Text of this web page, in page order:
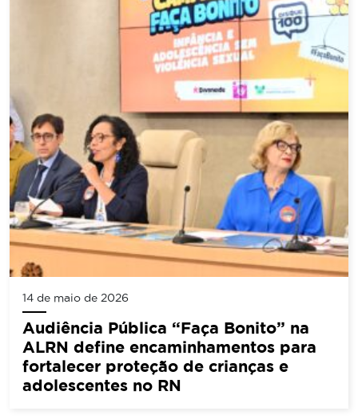
14 de maio de 2026
Audiência Pública “Faça Bonito” na
ALRN define encaminhamentos para
fortalecer proteção de crianças e
adolescentes no RN